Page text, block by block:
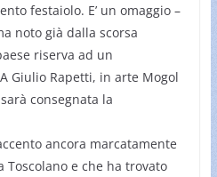
festaiolo. E’ un omaggio –
noto già dalla scorsa
riserva ad un
Giulio Rapetti, in arte Mogol
consegnata la
ancora marcatamente
e che ha trovato